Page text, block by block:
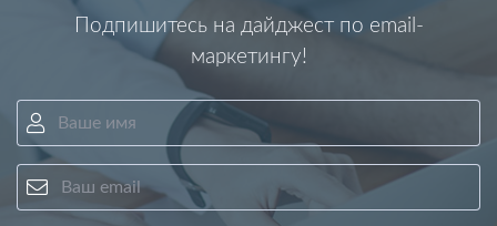
Подпишитесь на дайджест по email-
маркетингу!